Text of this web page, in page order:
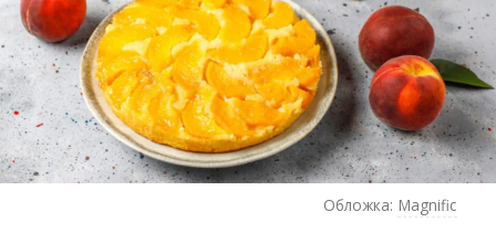
Обложка: Magnific